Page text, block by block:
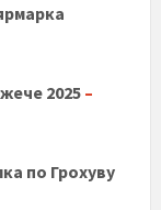
2025 –
по Грохуву